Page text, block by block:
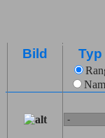
Bild Typ